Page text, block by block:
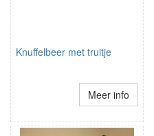
Knuffelbeer met truitje
Meer info